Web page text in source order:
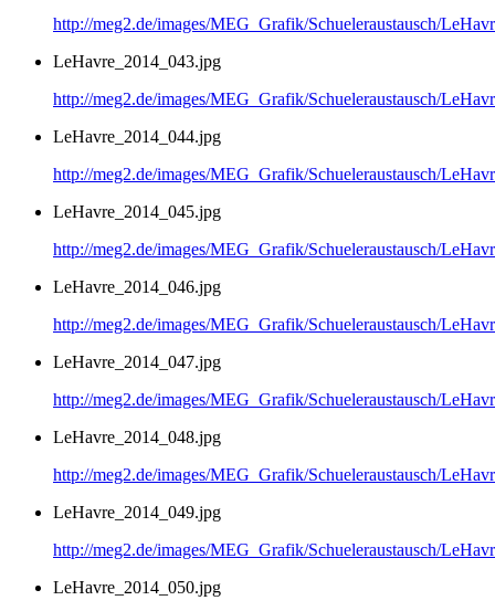
http://meg2.de/images/MEG_Grafik/Schueleraustausch/
LeHavre_2014_043.jpg
http://meg2.de/images/MEG_Grafik/Schueleraustausch/
LeHavre_2014_044.jpg
http://meg2.de/images/MEG_Grafik/Schueleraustausch/
LeHavre_2014_045.jpg
http://meg2.de/images/MEG_Grafik/Schueleraustausch/
LeHavre_2014_046.jpg
http://meg2.de/images/MEG_Grafik/Schueleraustausch/
LeHavre_2014_047.jpg
http://meg2.de/images/MEG_Grafik/Schueleraustausch/
LeHavre_2014_048.jpg
http://meg2.de/images/MEG_Grafik/Schueleraustausch/
LeHavre_2014_049.jpg
http://meg2.de/images/MEG_Grafik/Schueleraustausch/
LeHavre_2014_050.jpg